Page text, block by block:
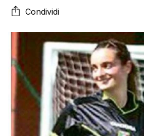
gara a due minuti dalla fine dopo
dall’inizio del match fino alla fine.
agli […]
Condividi